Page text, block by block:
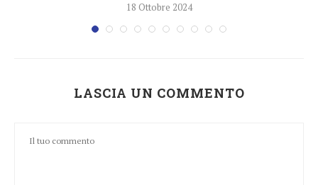
18 Ottobre 2024
LASCIA UN COMMENTO